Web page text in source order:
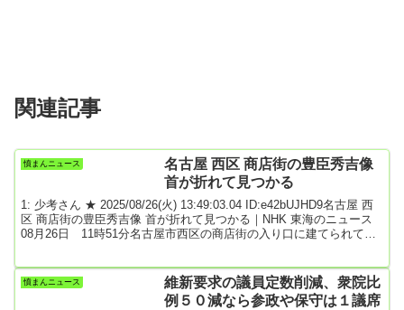
関連記事
憤まんニュース
名古屋 西区 商店街の豊臣秀吉像
首が折れて見つかる
1: 少考さん ★ 2025/08/26(火) 13:49:03.04 ID:e42bUJHD9名古屋 西
区 商店街の豊臣秀吉像 首が折れて見つかる｜NHK 東海のニュース
08月26日 11時51分名古屋市西区の商店街の入り口に建てられてい
何者かに壊されたとみられる被害がたびたび発生しています。首が
折れているのが見つかったのは、名古屋市西区にある円頓寺商店街
憤まんニュース
維新要求の議員定数削減、衆院比
例５０減なら参政や保守は１議席